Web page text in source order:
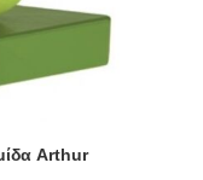
Arthur